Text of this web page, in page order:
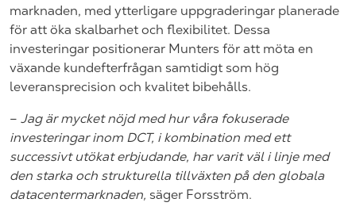
marknaden, med ytterligare uppgraderingar planerade
för att öka skalbarhet och flexibilitet. Dessa
investeringar positionerar Munters för att möta en
växande kundefterfrågan samtidigt som hög
leveransprecision och kvalitet bibehålls.
– Jag är mycket nöjd med hur våra fokuserade
investeringar inom DCT, i kombination med ett
successivt utökat erbjudande, har varit väl i linje med
den starka och strukturella tillväxten på den globala
datacentermarknaden, säger Forsström.